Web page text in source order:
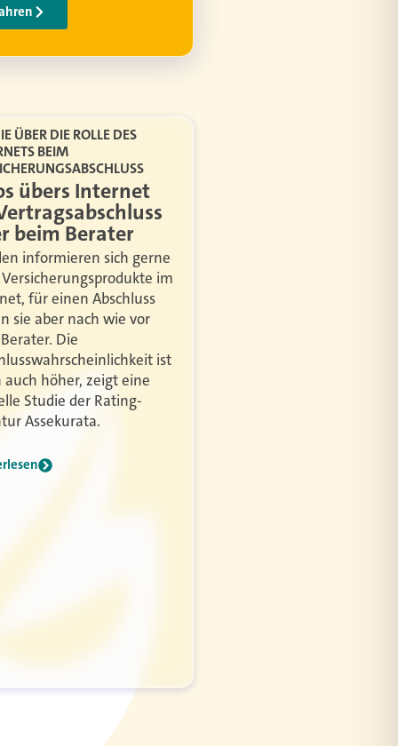
ÜBER DIE ROLLE DES
BEIM
übers Internet
beim Berater
informieren sich gerne
im
für einen Abschluss
sie aber nach wie vor
Die
ist
auch höher, zeigt eine
Studie der Rating-
Assekurata.